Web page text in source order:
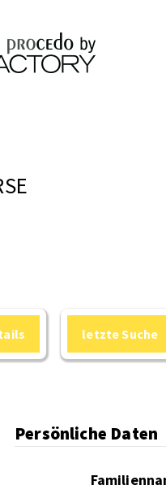
letzte Suche
Persönliche Daten